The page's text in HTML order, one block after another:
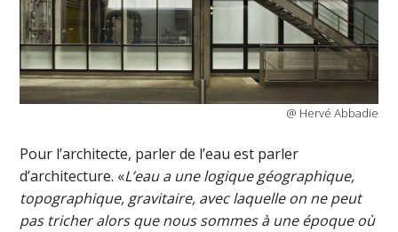
@ Hervé Abbadie
Pour l’architecte, parler de l’eau est parler
d’architecture. «L’eau a une logique géographique,
topographique, gravitaire, avec laquelle on ne peut
pas tricher alors que nous sommes à une époque où